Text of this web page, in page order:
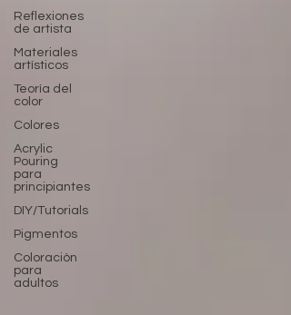
Reflexiones
de artista
Materiales
artísticos
Teoría del
color
Colores
Acrylic
Pouring
para
principiantes
DIY/Tutorials
Pigmentos
Coloraciòn
para
adultos